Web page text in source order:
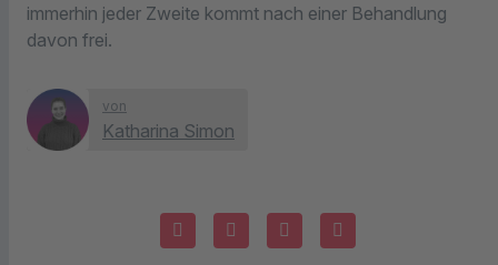
immerhin jeder Zweite kommt nach einer Behandlung
davon frei.
von
Katharina Simon